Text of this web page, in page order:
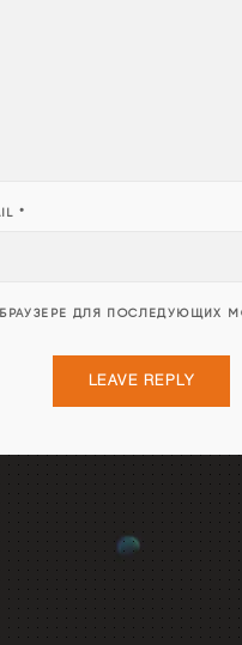
*
ДЛЯ ПОСЛЕДУЮЩИХ